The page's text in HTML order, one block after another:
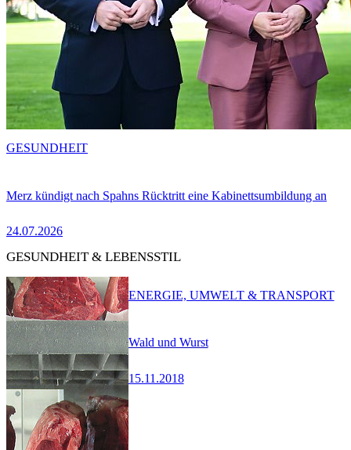
Merz kündigt nach Spahns Rücktritt eine Kabinettsumbildung an
24.07.2026
GESUNDHEIT
GESUNDHEIT & LEBENSSTIL
Wald und Wurst
15.11.2018
ENERGIE, UMWELT & TRANSPORT